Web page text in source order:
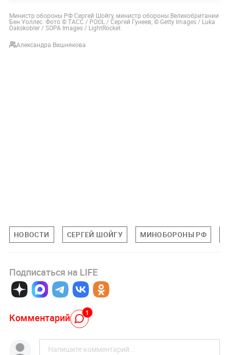
Министр обороны РФ Сергей Шойгу, министр обороны Великобритании
Бен Уоллес. Фото © ТАСС / POOL / Сергей Гунеев, © Getty Images / Luka
Dakskobler / SOPA Images / LightRocket
Александра Вишнякова
НОВОСТИ СЕРГЕЙ ШОЙГУ МИНОБОРОНЫ РФ
Подписаться на LIFE
Комментарий 1